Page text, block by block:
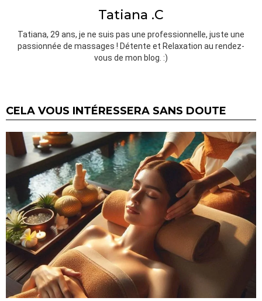
Tatiana .C
Tatiana, 29 ans, je ne suis pas une professionnelle, juste une
passionnée de massages ! Détente et Relaxation au rendez-
vous de mon blog. :)
CELA VOUS INTÉRESSERA SANS DOUTE